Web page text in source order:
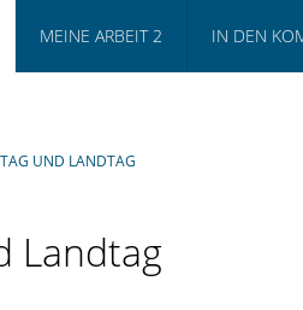
MEINE ARBEIT 2 IN DEN
UND LANDTAG
Landtag